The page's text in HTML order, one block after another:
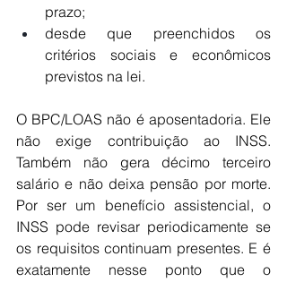
prazo;
desde que preenchidos os
critérios sociais e econômicos
previstos na lei.
O BPC/LOAS não é aposentadoria. Ele
não exige contribuição ao INSS.
Também não gera décimo terceiro
salário e não deixa pensão por morte.
Por ser um benefício assistencial, o
INSS pode revisar periodicamente se
os requisitos continuam presentes. E é
exatamente nesse ponto que o